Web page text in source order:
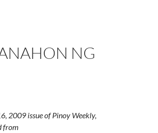
NG
2009 issue of Pinoy Weekly,
from